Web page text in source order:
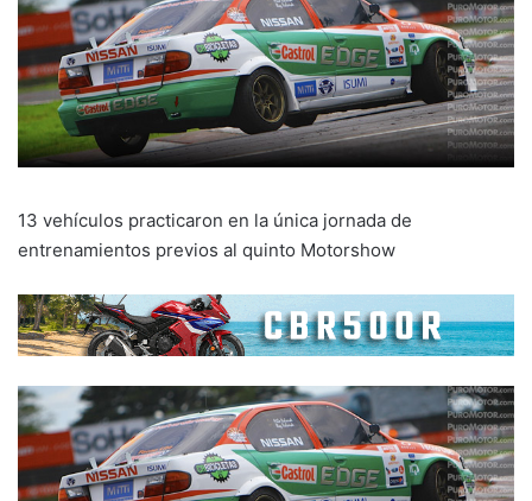
13 vehículos practicaron en la única jornada de
entrenamientos previos al quinto Motorshow